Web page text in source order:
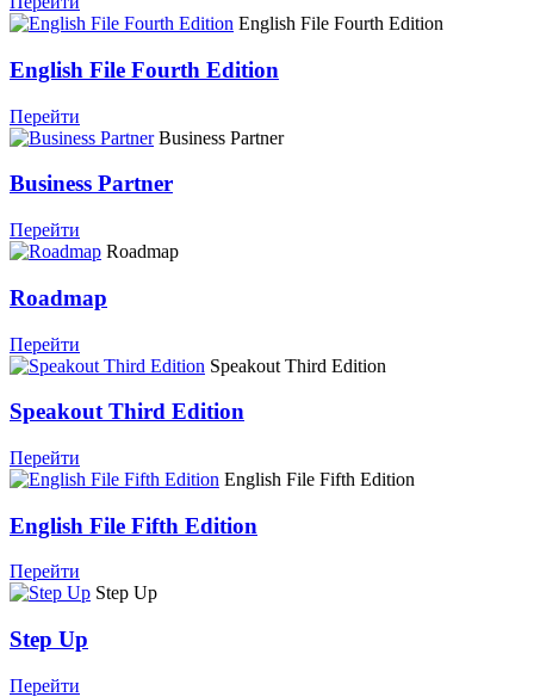
English File Fourth Edition
English File Fourth Edition
Перейти
Business Partner
Business Partner
Перейти
Roadmap
Roadmap
Перейти
Speakout Third Edition
Speakout Third Edition
Перейти
English File Fifth Edition
English File Fifth Edition
Перейти
Step Up
Step Up
Перейти